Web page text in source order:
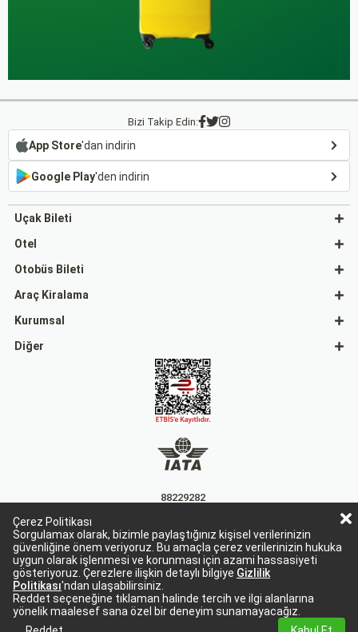
Çerez Politikası
Sorgulamax olarak, bizimle paylaştığınız kişisel verilerinizin
güvenliğine önem veriyoruz. Bu amaçla çerez verilerinizin hukuka
uygun olarak işlenmesi ve korunması için azami hassasiyeti
gösteriyoruz. Çerezlere ilişkin detaylı bilgiye Gizlilik
Politikası'ndan ulaşabilirsiniz.
Reddet seçeneğine tıklaman halinde tercih ve ilgi alanlarına
yönelik maalesef sana özel bir deneyim sunamayacağız.
Bizi Takip Edin:
App Store'dan indirin
Google Play'den indirin
Uçak Bileti
Otel
Otobüs Bileti
Araç Kiralama
Kurumsal
Diğer
88229282
15863
Sorgulamax Turizim, TURSAB Belge No: 15863